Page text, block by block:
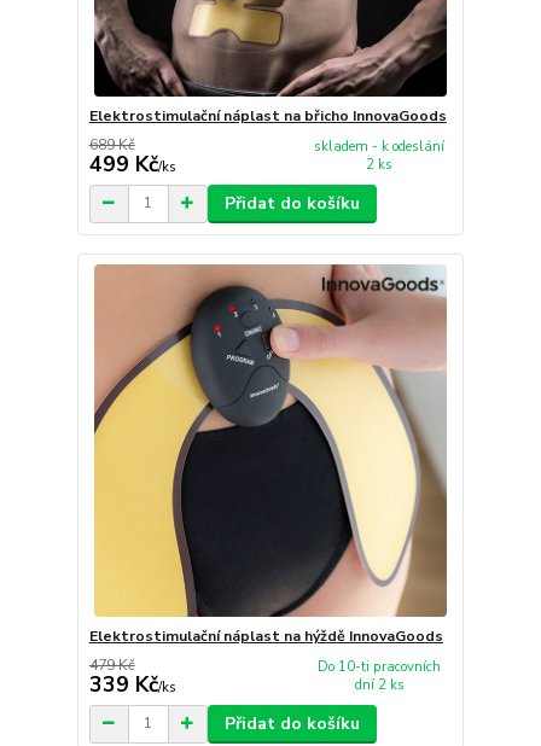
Elektrostimulační náplast na břicho InnovaGoods
689 Kč
499 Kč/ks
skladem - k odeslání
2 ks
Přidat do košíku
Elektrostimulační náplast na hýždě InnovaGoods
479 Kč
339 Kč/ks
Do 10-ti pracovních
dní 2 ks
Přidat do košíku